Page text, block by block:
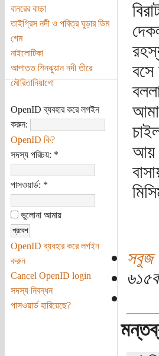
বানরের বাচ্চা
তাইগ্রিস নদী ও পবিত্র ঘুড়ার ডিম
গেম
নাইলোটিকা
আপাতত শিনঝুয়ান নদী তীরে
মৌরিতানিয়াগো
OpenID ব্যবহার করে লগইন
করুন:
OpenID কি?
সদস্য পরিচয়: *
পাসওয়ার্ড: *
ভুলোনা আমায়
OpenID ব্যবহার করে লগইন
করুন
Cancel OpenID login
সদস্য নিবন্ধন
পাসওয়ার্ড হারিয়েছে?
বসে
আয়
সবুজ